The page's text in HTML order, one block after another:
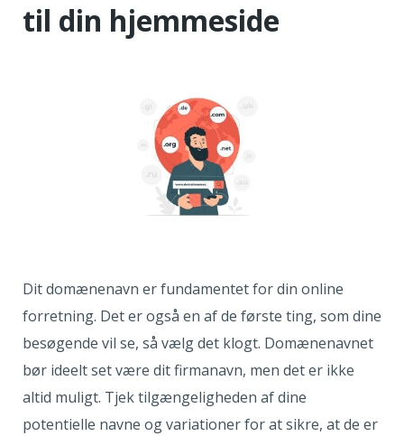
til din hjemmeside
Dit domænenavn er fundamentet for din online
forretning. Det er også en af de første ting, som dine
besøgende vil se, så vælg det klogt. Domænenavnet
bør ideelt set være dit firmanavn, men det er ikke
altid muligt. Tjek tilgængeligheden af dine
potentielle navne og variationer for at sikre, at de er